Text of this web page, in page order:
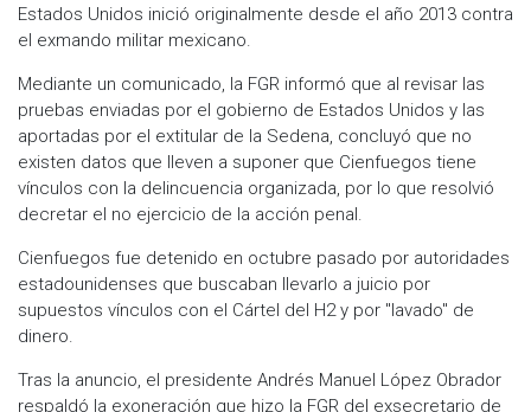
Estados Unidos inició originalmente desde el año 2013 contra
el exmando militar mexicano.
Mediante un comunicado, la FGR informó que al revisar las
pruebas enviadas por el gobierno de Estados Unidos y las
aportadas por el extitular de la Sedena, concluyó que no
existen datos que lleven a suponer que Cienfuegos tiene
vínculos con la delincuencia organizada, por lo que resolvió
decretar el no ejercicio de la acción penal.
Cienfuegos fue detenido en octubre pasado por autoridades
estadounidenses que buscaban llevarlo a juicio por
supuestos vínculos con el Cártel del H2 y por "lavado" de
dinero.
Tras la anuncio, el presidente Andrés Manuel López Obrador
respaldó la exoneración que hizo la FGR del exsecretario de